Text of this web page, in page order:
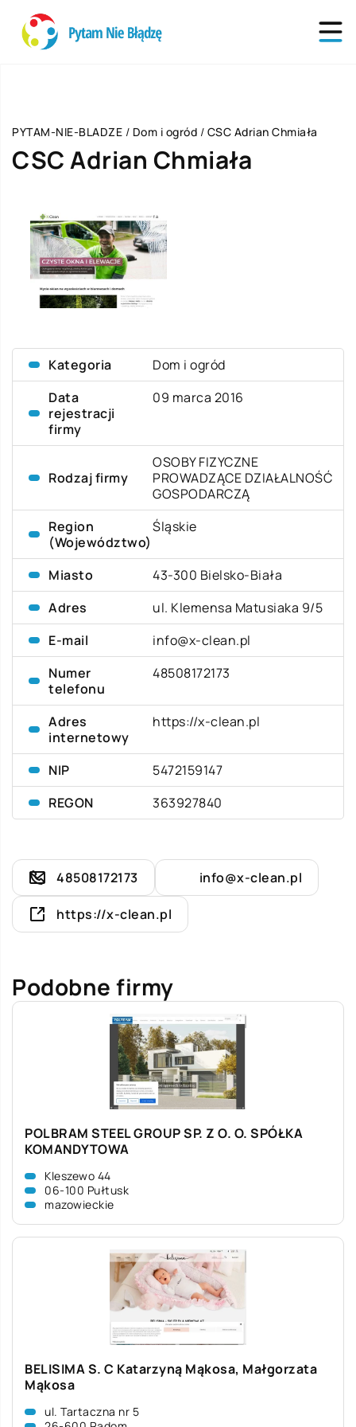
PYTAM-NIE-BLADZE / Dom i ogród / CSC Adrian Chmiała
CSC Adrian Chmiała
Kategoria
Dom i ogród
Data
rejestracji
firmy
09 marca 2016
Rodzaj firmy
OSOBY FIZYCZNE
PROWADZĄCE DZIAŁALNOŚĆ
GOSPODARCZĄ
Region
(Województwo)
Śląskie
Miasto
43-300 Bielsko-Biała
Adres
ul. Klemensa Matusiaka 9/5
E-mail
info@x-clean.pl
Numer
telefonu
48508172173
Adres
internetowy
https://x-clean.pl
NIP
5472159147
REGON
363927840
48508172173 info@x-clean.pl
https://x-clean.pl
Podobne firmy
POLBRAM STEEL GROUP SP. Z O. O. SPÓŁKA
KOMANDYTOWA
Kleszewo 44
06-100 Pułtusk
mazowieckie
BELISIMA S. C Katarzyną Mąkosa, Małgorzata
Mąkosa
ul. Tartaczna nr 5